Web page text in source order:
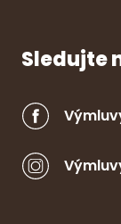
Sledujte